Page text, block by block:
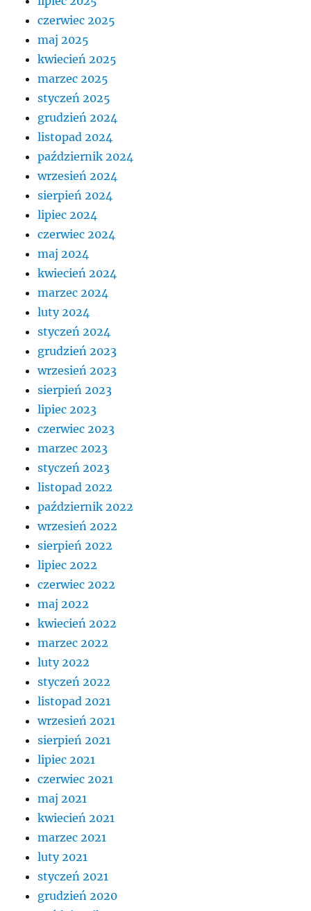
czerwiec 2025
maj 2025
kwiecień 2025
marzec 2025
styczeń 2025
grudzień 2024
listopad 2024
październik 2024
wrzesień 2024
sierpień 2024
lipiec 2024
czerwiec 2024
maj 2024
kwiecień 2024
marzec 2024
luty 2024
styczeń 2024
grudzień 2023
wrzesień 2023
sierpień 2023
lipiec 2023
czerwiec 2023
marzec 2023
styczeń 2023
listopad 2022
październik 2022
wrzesień 2022
sierpień 2022
lipiec 2022
czerwiec 2022
maj 2022
kwiecień 2022
marzec 2022
luty 2022
styczeń 2022
listopad 2021
wrzesień 2021
sierpień 2021
lipiec 2021
czerwiec 2021
maj 2021
kwiecień 2021
marzec 2021
luty 2021
styczeń 2021
grudzień 2020